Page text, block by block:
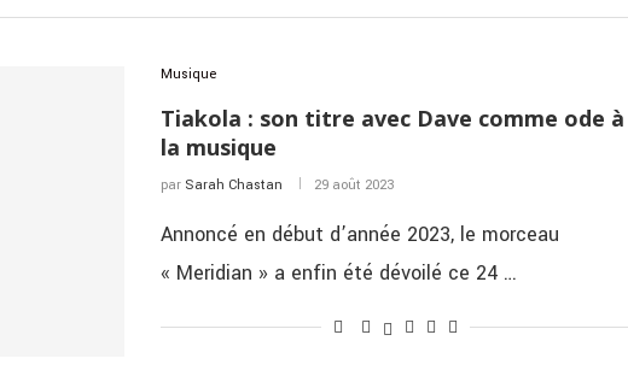
Musique
Tiakola : son titre avec Dave comme ode à
la musique
par Sarah Chastan 29 août 2023
Annoncé en début d’année 2023, le morceau
« Meridian » a enfin été dévoilé ce 24 …